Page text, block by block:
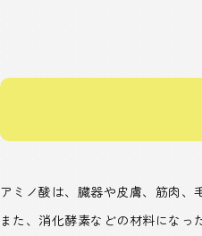
アミノ酸は、臓器や皮膚、筋肉、
また、消化酵素などの材料になっ